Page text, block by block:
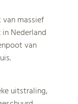
van massief
Nederland
van
uitstraling,